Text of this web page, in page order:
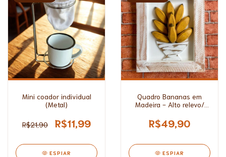
Mini coador individual
(Metal)
R$21,90 R$11,99
ESPIAR
Quadro Bananas em
Madeira - Alto relevo/
R$49,90
ESPIAR